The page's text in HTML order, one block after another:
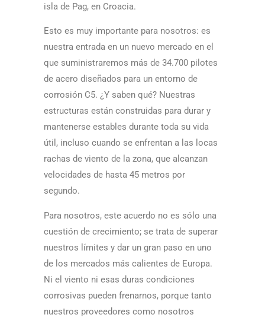
isla de Pag, en Croacia.
Esto es muy importante para nosotros: es
nuestra entrada en un nuevo mercado en el
que suministraremos más de 34.700 pilotes
de acero diseñados para un entorno de
corrosión C5. ¿Y saben qué? Nuestras
estructuras están construidas para durar y
mantenerse estables durante toda su vida
útil, incluso cuando se enfrentan a las locas
rachas de viento de la zona, que alcanzan
velocidades de hasta 45 metros por
segundo.
Para nosotros, este acuerdo no es sólo una
cuestión de crecimiento; se trata de superar
nuestros límites y dar un gran paso en uno
de los mercados más calientes de Europa.
Ni el viento ni esas duras condiciones
corrosivas pueden frenarnos, porque tanto
nuestros proveedores como nosotros